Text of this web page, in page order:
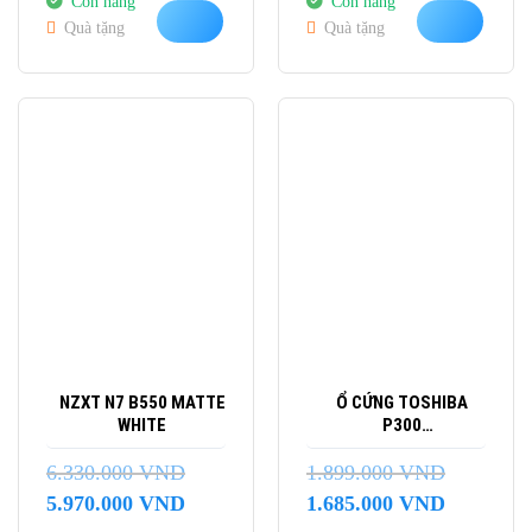
là:
12.099.000 VND.
tại
Quà tặng
là:
5.500.000 VND.
Quà tặng
NZXT N7 B550 MATTE
WHITE
6.330.000VND
Giá
5.970.000 VNDGiá
Ổ CỨNG TOSHIBA
P300
HDWD110UZSVA 1TB
(3.5INCH/ 7200RPM/
64MB/ SATA3)
1.899.000VND
Giá
1.685.000 VNDGiá